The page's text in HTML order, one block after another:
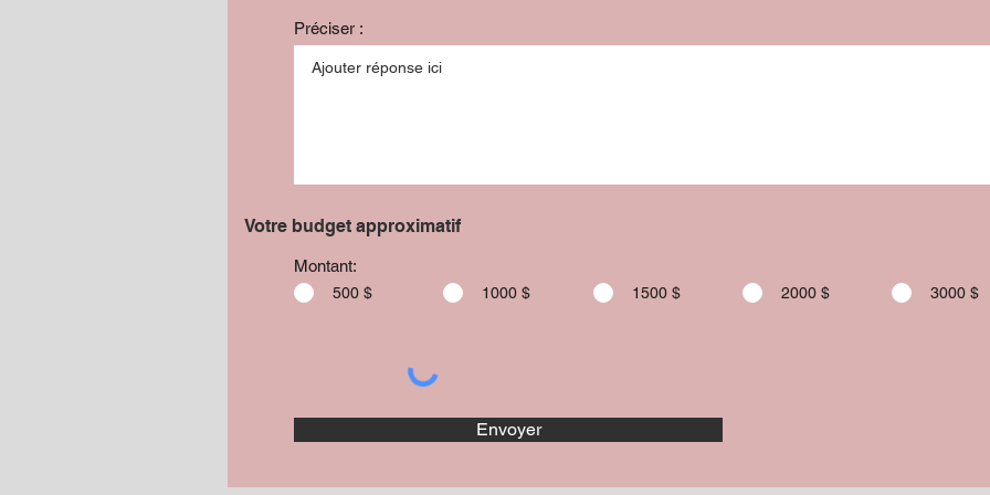
Préciser :
Votre budget approximatif
Montant:
500 $ 1000 $ 1500 $ 2000 $ 3000 $
Envoyer